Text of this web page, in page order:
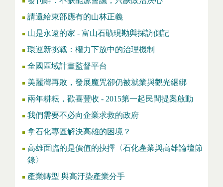
請還給東部應有的山林正義
山是永遠的家 - 富山石礦現勘與採訪側記
環運新挑戰：權力下放中的治理機制
全國區域計畫監督平台
美麗灣再敗，發展魔咒卻仍被就業與觀光綑綁
兩年耕耘，歡喜豐收 - 2015第一起民間提案啟動
我們需要不必向企業求救的政府
拿石化專區解決高雄的困境？
高雄面臨的是價值的抉擇〈石化產業與高雄論壇節
錄〉
產業轉型 與高汙染產業分手